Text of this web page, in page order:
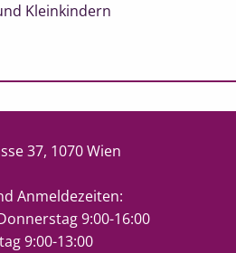
Kleinkindern
37, 1070 Wien
Anmeldezeiten:
9:00-16:00
9:00-13:00